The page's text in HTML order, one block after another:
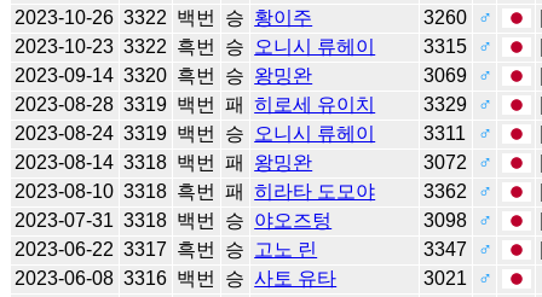
2023-10-26 3322 백번 승 황이주 3260 ♂
2023-10-23 3322 흑번 승 오니시 류헤이 3315 ♂
2023-09-14 3320 흑번 승 왕밍완 3069 ♂
2023-08-28 3319 백번 패 히로세 유이치 3329 ♂
2023-08-24 3319 백번 승 오니시 류헤이 3311 ♂
2023-08-14 3318 백번 패 왕밍완 3072 ♂
2023-08-10 3318 흑번 패 히라타 도모야 3362 ♂
2023-07-31 3318 백번 승 야오즈텅 3098 ♂
2023-06-22 3317 흑번 승 고노 린 3347 ♂
2023-06-08 3316 백번 승 사토 유타 3021
♂